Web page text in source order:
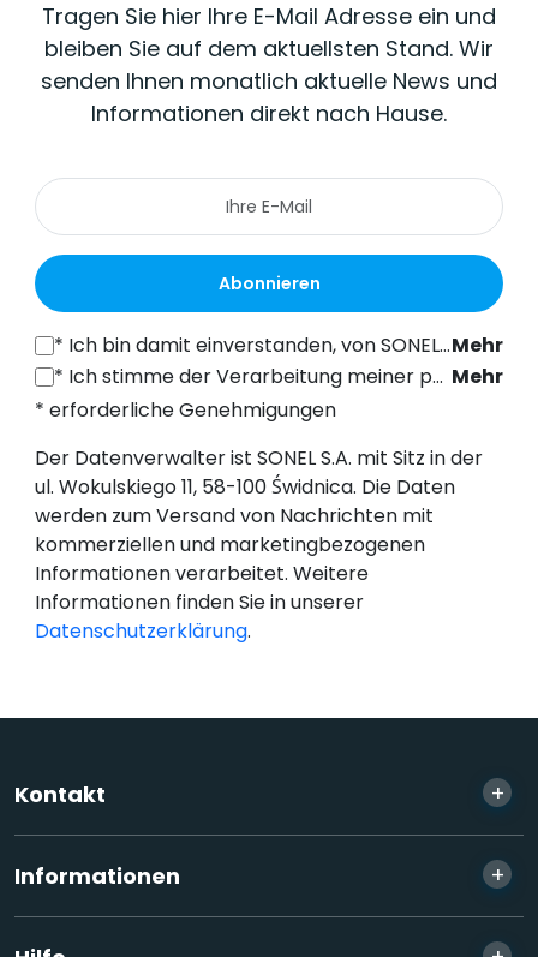
Tragen Sie hier Ihre E-Mail Adresse ein und
bleiben Sie auf dem aktuellsten Stand. Wir
senden Ihnen monatlich aktuelle News und
Informationen direkt nach Hause.
Abonnieren
* Ich bin damit einverstanden, von SONEL S.A. mit Sitz in der ul. Wokulskiego 11, 58-100 Świdnica, kommerzielle Informationen auf elektronischem Wege (an die angegebene E-Mail-Adresse) zu Marketingzwecken gemäß Art. 398 des Gesetzes vom 12. Juli 2024 über das Recht der elektronischen Kommunikation zu erhalten. Mehr
* Ich stimme der Verarbeitung meiner personenbezogenen Daten (E-Mail-Adresse) durch SONEL S.A. mit Sitz in ul. Wokulskiego 11, 58-100 Świdnica, zum Zwecke des Versands eines Newsletters mit kommerziellen und marketingbezogenen Informationen gemäß Art. 6 Abs. 1 Buchstabe a) der Datenschutz-Grundverordnung (DSGVO).
Mehr
* erforderliche Genehmigungen
Der Datenverwalter ist SONEL S.A. mit Sitz in der
ul. Wokulskiego 11, 58-100 Świdnica. Die Daten
werden zum Versand von Nachrichten mit
kommerziellen und marketingbezogenen
Informationen verarbeitet. Weitere
Informationen finden Sie in unserer
Datenschutzerklärung.
Kontakt +
Informationen +